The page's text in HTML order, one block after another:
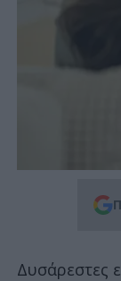
Δυσάρεστες